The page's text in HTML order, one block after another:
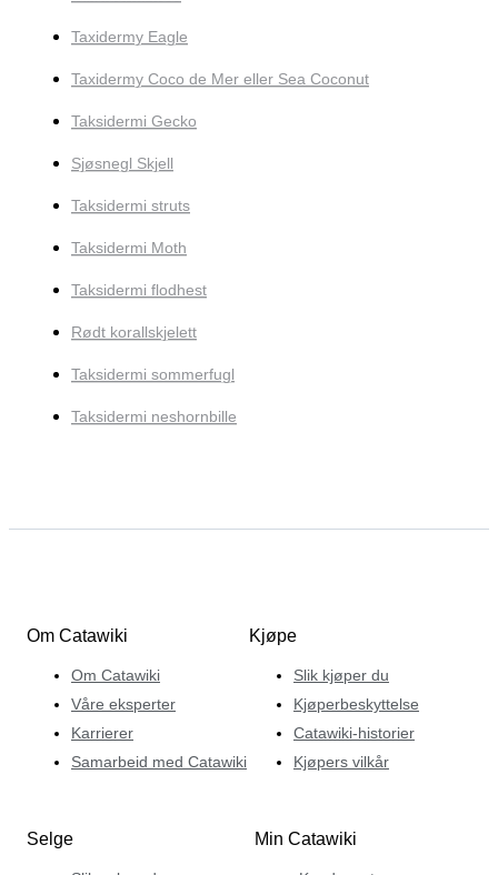
Taxidermy Eagle
Taxidermy Coco de Mer eller Sea Coconut
Taksidermi Gecko
Sjøsnegl Skjell
Taksidermi struts
Taksidermi Moth
Taksidermi flodhest
Rødt korallskjelett
Taksidermi sommerfugl
Taksidermi neshornbille
Om Catawiki
Om Catawiki
Våre eksperter
Karrierer
Samarbeid med Catawiki
Kjøpe
Slik kjøper du
Kjøperbeskyttelse
Catawiki-historier
Kjøpers vilkår
Selge Min Catawiki